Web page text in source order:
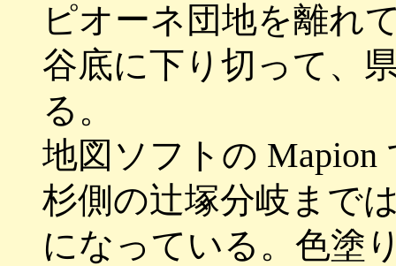
ピオーネ団地を離れ
谷底に下り切って、
る。
地図ソフトの
杉側の辻塚分岐まで
になっている。色塗